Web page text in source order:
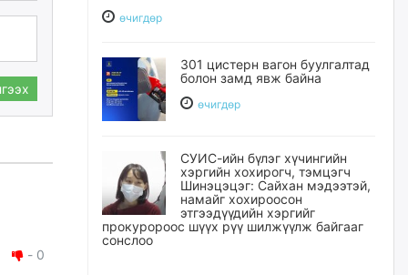
- 0
өчигдѳр
301 цистерн вагон буулгалтад
болон замд явж байна
өчигдѳр
СУИС-ийн бүлэг хүчингийн
хэргийн хохирогч, тэмцэгч
Шинэцэцэг: Сайхан мэдээтэй,
намайг хохироосон
этгээдүүдийн хэргийг
прокуророос шүүх рүү шилжүүлж байгааг
сонслоо